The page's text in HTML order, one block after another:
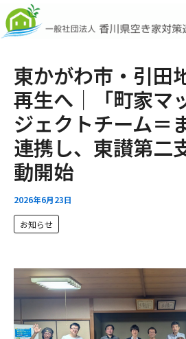
容
を
東かがわ市・引田
再生へ｜「町家マ
ジェクトチーム＝
連携し、東讃第二
動開始
2026年6月23日
お知らせ
検
索
ア
ー
カ